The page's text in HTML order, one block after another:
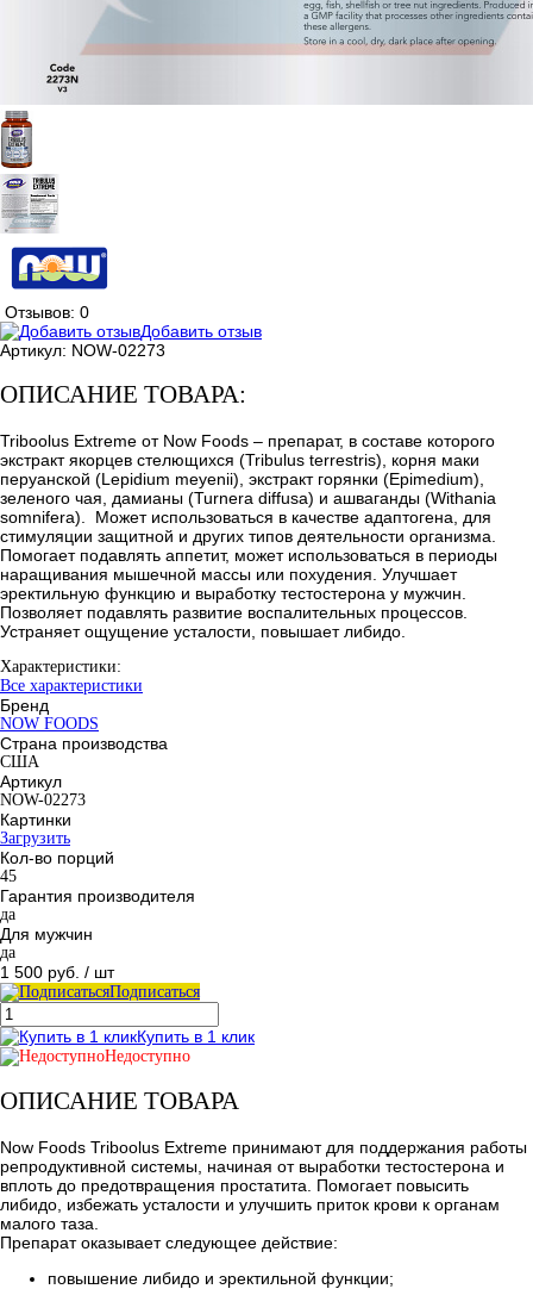
Отзывов: 0
Добавить отзыв
Артикул: NOW-02273
ОПИСАНИЕ ТОВАРА:
Triboolus Extreme от Now Foods – препарат, в составе которого
экстракт якорцев стелющихся (Tribulus terrestris), корня маки
перуанской (Lepidium meyenii), экстракт горянки (Epimedium),
зеленого чая, дамианы (Turnera diffusa) и ашваганды (Withania
somnifera). Может использоваться в качестве адаптогена, для
стимуляции защитной и других типов деятельности организма.
Помогает подавлять аппетит, может использоваться в периоды
наращивания мышечной массы или похудения. Улучшает
эректильную функцию и выработку тестостерона у мужчин.
Позволяет подавлять развитие воспалительных процессов.
Устраняет ощущение усталости, повышает либидо.
Характеристики:
Все характеристики
Бренд
NOW FOODS
Страна производства
США
Артикул
NOW-02273
Картинки
Загрузить
Кол-во порций
45
Гарантия производителя
да
Для мужчин
да
1 500 руб. / шт
Подписаться
Купить в 1 клик
Недоступно
ОПИСАНИЕ ТОВАРА
Now Foods Triboolus Extreme принимают для поддержания работы
репродуктивной системы, начиная от выработки тестостерона и
вплоть до предотвращения простатита. Помогает повысить
либидо, избежать усталости и улучшить приток крови к органам
малого таза.
Препарат оказывает следующее действие:
повышение либидо и эректильной функции;